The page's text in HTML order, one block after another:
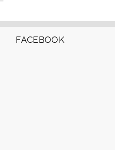
FACEBOOK